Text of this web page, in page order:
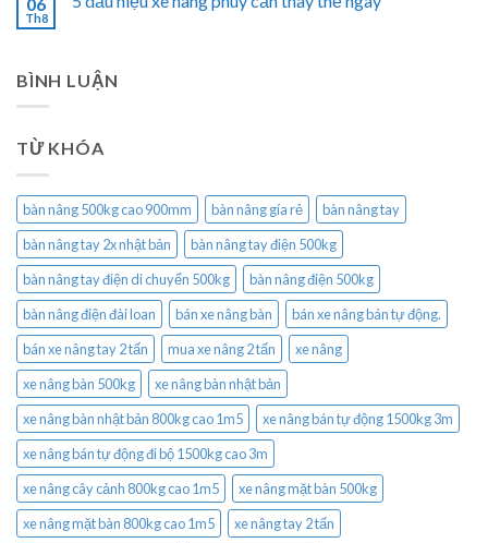
Th8
BÌNH LUẬN
TỪ KHÓA
bàn nâng 500kg cao 900mm bàn nâng gía rẻ
bàn nâng tay
bàn nâng tay 2x nhật bản
bàn nâng tay điện 500kg
bàn nâng tay điện di chuyển 500kg
bàn nâng điện 500kg
bàn nâng điện đài loan
bán xe nâng bàn
bán xe nâng bán tự động.
bán xe nâng tay 2 tấn
mua xe nâng 2 tấn
xe nâng
xe nâng bàn 500kg
xe nâng bàn nhật bản
xe nâng bàn nhật bản 800kg cao 1m5
xe nâng bán tự động 1500kg 3m
xe nâng bán tự động đi bộ 1500kg cao 3m
xe nâng cây cảnh 800kg cao 1m5
xe nâng mặt bàn 500kg
xe nâng mặt bàn 800kg cao 1m5
xe nâng tay 2 tấn